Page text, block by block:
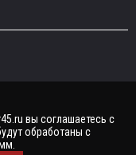
вы соглашаетесь с
обработаны с